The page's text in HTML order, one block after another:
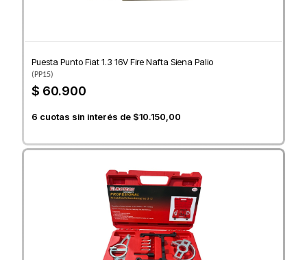
Puesta Punto Fiat 1.3 16V Fire Nafta Siena Palio
(PP15)
$ 60.900
6 cuotas sin interés de $10.150,00